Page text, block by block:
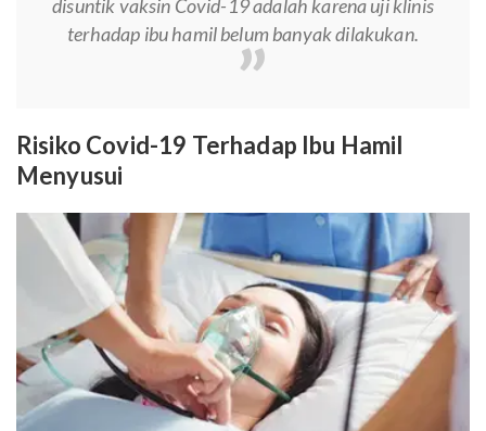
disuntik vaksin Covid-19 adalah karena uji klinis
terhadap ibu hamil belum banyak dilakukan.
Risiko Covid-19 Terhadap Ibu Hamil
Menyusui